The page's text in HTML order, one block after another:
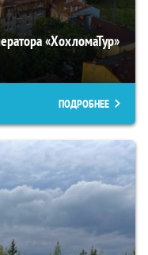
«ХохломаТур»
ПОДРОБНЕЕ